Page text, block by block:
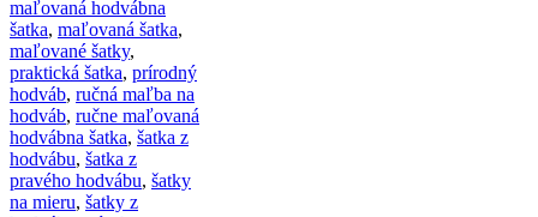
maľovaná hodvábna
šatka, maľovaná šatka,
maľované šatky,
praktická šatka, prírodný
hodváb, ručná maľba na
hodváb, ručne maľovaná
hodvábna šatka, šatka z
hodvábu, šatka z
pravého hodvábu, šatky
na mieru, šatky z